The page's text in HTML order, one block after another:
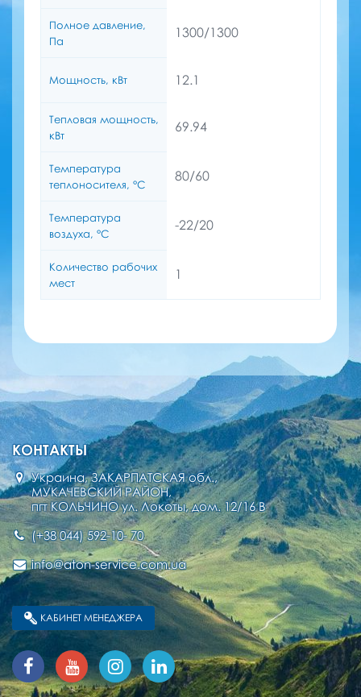
Полное давление,
Па
1300/1300
Мощность, кВт 12.1
Тепловая мощность,
кВт
69.94
Температура
теплоносителя, °C
80/60
Температура
воздуха, °C
-22/20
Количество рабочих
мест
1
КОНТАКТЫ
Украина, ЗАКАРПАТСКАЯ обл.,
МУКАЧЕВСКИЙ РАЙОН,
пгт КОЛЬЧИНО ул. Локоты, дом. 12/16 В
(+38 044) 592-10- 70
info@aton-service.com.ua
КАБИНЕТ МЕНЕДЖЕРА